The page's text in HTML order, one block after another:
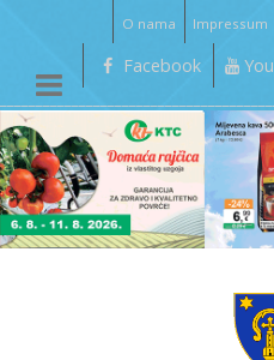
O nama Impressum
Facebook